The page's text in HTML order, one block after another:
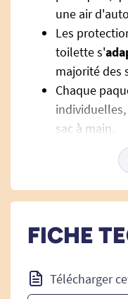
une air
Les
toilette s'
majorité des
Chaque
sac à main.
Elles sont
Son
simplement
siège avant
FICHE
Télécharger